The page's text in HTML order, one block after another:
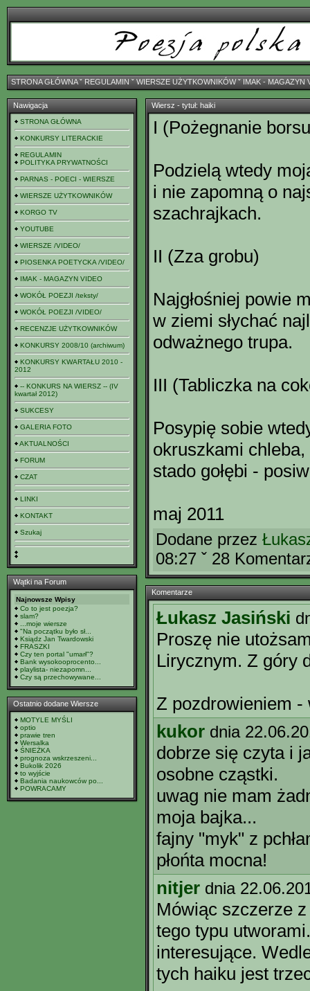
STRONA GŁÓWNAˇ REGULAMIN ˇ WIERSZE UŻYTKOWNIKÓWˇ IMAK - MAGAZYN
Nawigacja
STRONA GŁÓWNA
KONKURSY LITERACKIE
REGULAMIN
POLITYKA PRYWATNOŚCI
PARNAS - POECI - WIERSZE
WIERSZE UŻYTKOWNIKÓW
KORGO TV
YOUTUBE
WIERSZE /VIDEO/
PIOSENKA POETYCKA /VIDEO/
IMAK - MAGAZYN VIDEO
WOKÓŁ POEZJI /teksty/
WOKÓŁ POEZJI /VIDEO/
RECENZJE UŻYTKOWNIKÓW
KONKURSY 2008/10 (archiwum)
KONKURSY KWARTAŁU 2010 -
2012
-- KONKURS NA WIERSZ -- (IV
kwartał 2012)
SUKCESY
GALERIA FOTO
AKTUALNOŚCI
FORUM
CZAT
LINKI
KONTAKT
Szukaj
Wątki na Forum
Najnowsze Wpisy
Co to jest poezja?
slam?
...moje wiersze
"Na początku było sł...
Ksiądz Jan Twardowski
FRASZKI
Czy ten portal "umarł"?
Bank wysokooprocento...
playlista- niezapomn...
Czy są przechowywane...
Ostatnio dodane Wiersze
MOTYLE MYŚLI
optio
prawie tren
Wersalka
ŚNIEŻKA
prognoza wskrzeszeni...
Bukolik 2026
to wyjście
Badania naukowców po...
POWRACAMY
Wiersz - tytuł: haiki
I (Pożegnanie
Podzielą wtedy
i nie zapomną o
szachrajkach.
II (Zza grobu)
Najgłośniej powie
w ziemi słychać
odważnego trupa.
III (Tabliczka na
Posypię sobie
okruszkami
stado gołębi -
maj 2011
Dodane przez
08:27 ˇ 28
Komentarze
Łukasz Jasiński
Proszę nie
Lirycznym. Z góry
Z pozdrowieniem -
kukor dnia
dobrze się czyta i
osobne cząstki.
uwag nie mam
moja bajka...
fajny "myk" z
płońta mocna!
nitjer dnia
Mówiąc szczerze
tego typu
interesujące.
tych haiku jest